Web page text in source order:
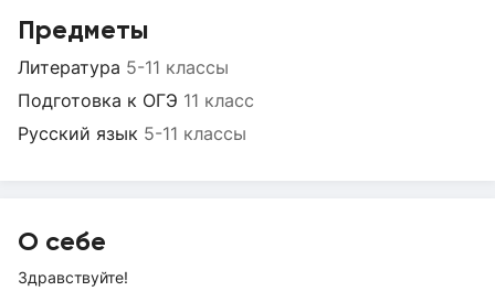
Предметы
Литература 5-11 классы
Подготовка к ОГЭ 11 класс
Русский язык 5-11 классы
О себе
Здравствуйте!